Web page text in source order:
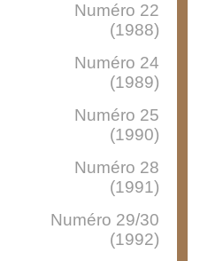
Numéro 22
(1988)
Numéro 24
(1989)
Numéro 25
(1990)
Numéro 28
(1991)
Numéro 29/30
(1992)